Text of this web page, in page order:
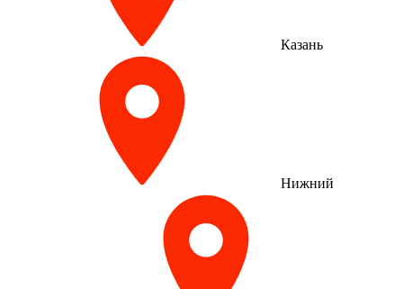
Казань
Нижний